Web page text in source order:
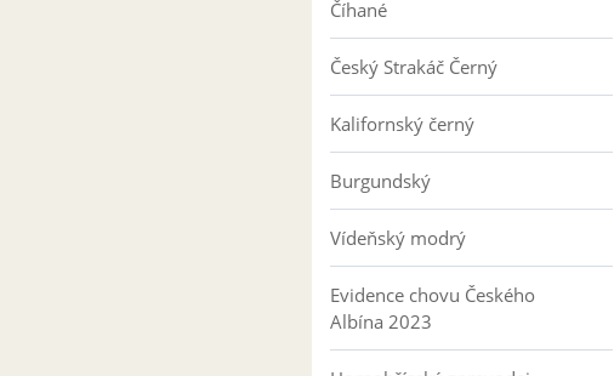
Číhané
Český Strakáč Černý
Kalifornský černý
Burgundský
Vídeňský modrý
Evidence chovu Českého
Albína 2023